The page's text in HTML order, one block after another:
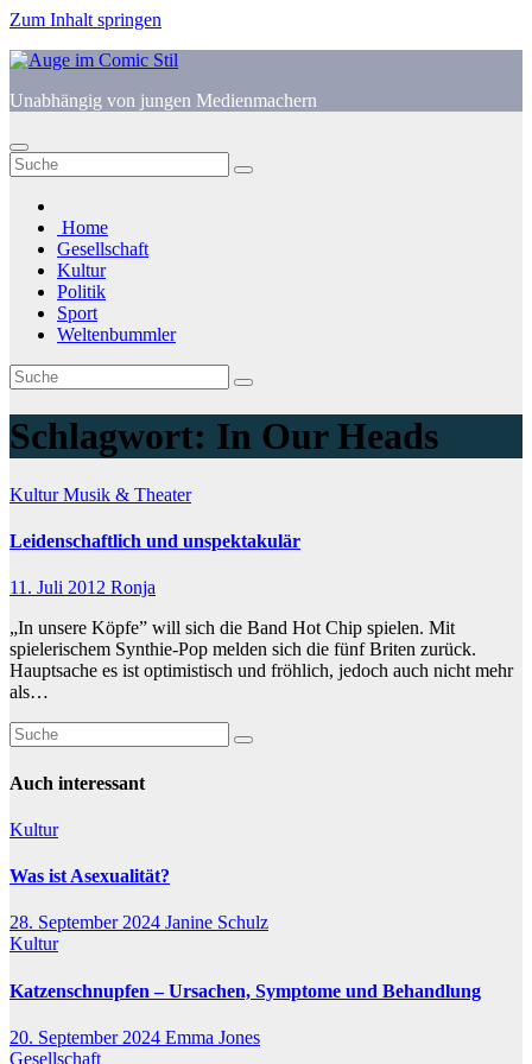
Zum Inhalt springen
Unabhängig von jungen Medienmachern
Home
Gesellschaft
Kultur
Politik
Sport
Weltenbummler
Schlagwort: In Our Heads
KulturMusik & Theater
Leidenschaftlich und unspektakulär
11. Juli 2012 Ronja
„In unsere Köpfe” will sich die Band Hot Chip spielen. Mit
spielerischem Synthie-Pop melden sich die fünf Briten zurück.
Hauptsache es ist optimistisch und fröhlich, jedoch auch nicht mehr
als…
Auch interessant
Kultur
Was ist Asexualität?
28. September 2024 Janine Schulz
Kultur
Katzenschnupfen – Ursachen, Symptome und Behandlung
20. September 2024 Emma Jones
Gesellschaft